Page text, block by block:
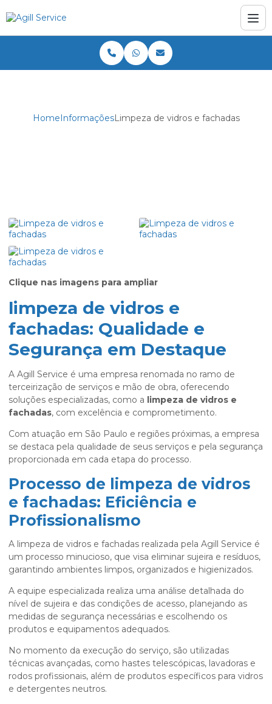
HomeInformaçõesLimpeza de vidros e fachadas
Clique nas imagens para ampliar
limpeza de vidros e
fachadas: Qualidade e
Segurança em Destaque
A Agill Service é uma empresa renomada no ramo de
terceirização de serviços e mão de obra, oferecendo
soluções especializadas, como a limpeza de vidros e
fachadas, com excelência e comprometimento.
Com atuação em São Paulo e regiões próximas, a empresa
se destaca pela qualidade de seus serviços e pela segurança
proporcionada em cada etapa do processo.
Processo de limpeza de vidros
e fachadas: Eficiência e
Profissionalismo
A limpeza de vidros e fachadas realizada pela Agill Service é
um processo minucioso, que visa eliminar sujeira e resíduos,
garantindo ambientes limpos, organizados e higienizados.
A equipe especializada realiza uma análise detalhada do
nível de sujeira e das condições de acesso, planejando as
medidas de segurança necessárias e escolhendo os
produtos e equipamentos adequados.
No momento da execução do serviço, são utilizadas
técnicas avançadas, como hastes telescópicas, lavadoras e
rodos profissionais, além de produtos específicos para vidros
e detergentes neutros.